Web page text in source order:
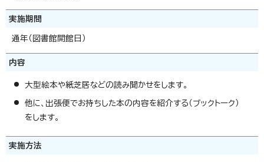
実施期間
通年（図書館開館日）
内容
大型絵本や紙芝居などの読み聞かせをします。
他に、出張便でお持ちした本の内容を紹介する（ブックトーク）
をします。
実施方法